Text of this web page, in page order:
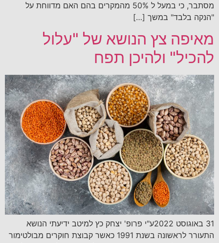
מסתבר, כי במעל ל 50% מהמקרים בהם האם מדווחת על
"הנקה בלבד" במשך […]
מאיפה צץ הנושא של "עלול
להכיל" ולהיכן תפח
31 באוגוסט 2022ע"י פרופ' יצחק כץ למיטב ידיעתי הנושא
התעורר לראשונה בשנת 1991 כאשר קבוצת חוקרים מבולטימור